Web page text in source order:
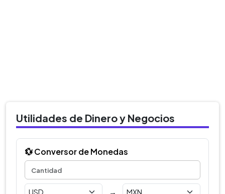
Utilidades de Dinero y Negocios
💱 Conversor de Monedas
→